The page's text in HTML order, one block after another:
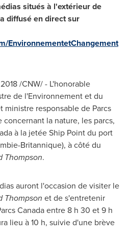
situés à l'extérieur de
diffusé en direct sur
EnvironnementetChangement
/CNW/ - L'honorable
de l'Environnement et du
responsable de Parcs
la nature, les parcs,
à la jetée Ship Point du port
Britannique), à côté du
Thompson.
auront l'occasion de visiter le
Thompson et de s'entretenir
Canada entre 8 h 30 et 9 h
lieu à 10 h, suivie d'une brève